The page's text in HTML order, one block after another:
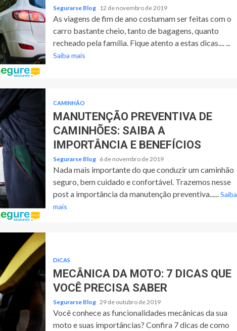
Segurarse Blog 12 de novembro de 2019
As viagens de fim de ano costumam ser feitas com o
carro bastante cheio, tanto de bagagens, quanto
recheado pela família. Fique atento a estas dicas.... ...
Saiba mais
CAMINHÃO
MANUTENÇÃO PREVENTIVA DE
CAMINHÕES: SAIBA A
IMPORTÂNCIA E BENEFÍCIOS
Segurarse Blog 6 de novembro de 2019
Nada mais importante do que conduzir um caminhão
seguro, bem cuidado e confortável. Trazemos nesse
post a importância da manutenção preventiva...... Saiba
mais
DICAS
MECÂNICA DA MOTO: 7 DICAS QUE
VOCÊ PRECISA SABER
Segurarse Blog 29 de outubro de 2019
Você conhece as funcionalidades mecânicas da sua
moto e suas importâncias? Confira 7 dicas de como